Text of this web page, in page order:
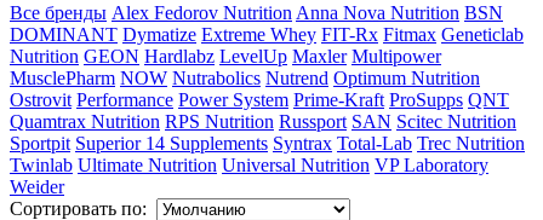
Все бренды Alex Fedorov Nutrition Anna Nova Nutrition BSN
DOMINANT Dymatize Extreme Whey FIT-Rx Fitmax Geneticlab
Nutrition GEON Hardlabz LevelUp Maxler Multipower
MusclePharm NOW Nutrabolics Nutrend Optimum Nutrition
Ostrovit Performance Power System Prime-Kraft ProSupps QNT
Quamtrax Nutrition RPS Nutrition Russport SAN Scitec Nutrition
Sportpit Superior 14 Supplements Syntrax Total-Lab Trec Nutrition
Twinlab Ultimate Nutrition Universal Nutrition VP Laboratory
Weider
Сортировать по: